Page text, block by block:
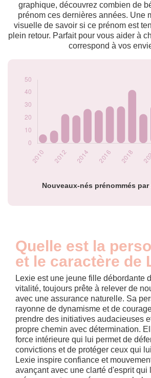
graphique, découvrez combien de
prénom ces dernières années. Une
visuelle de savoir si ce prénom est
plein retour. Parfait pour vous aider à
correspond à vos
Nouveaux-nés prénommés par
Popularité du
prénom Lexie par
2013
22
2014
27
2015
26
2016
29
2020
2021
2022
2023
2024
Quelle est la
et le caractère de
Lexie est une jeune fille débordante
vitalité, toujours prête à relever de
avec une assurance naturelle. Sa
rayonne de dynamisme et de
prendre des initiatives audacieuses
propre chemin avec détermination.
force intérieure qui lui permet de
convictions et de protéger ceux qui
Lexie inspire confiance et
avançant avec une clarté d'esprit qui